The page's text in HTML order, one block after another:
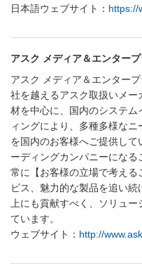
日本語ウェブサイト： https://
アスク メディア＆エンター
アスク メディア＆エンター
社を越えるアスク取扱いメ
材を中心に、国内のシステ
ィングにより、多種多様な
を国内のお客様へご提供して
ーディングカンパニーになる
常に【お客様の立場で考え
ビス、魅力的な製品を追い
上にも貢献すべく、ソリュ
ています。
ウェブサイト： http://